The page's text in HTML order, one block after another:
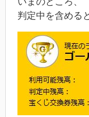
判定中を含める